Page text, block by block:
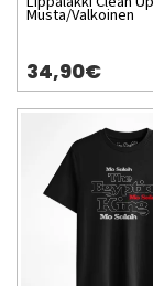
Musta/Valkoinen
34,90€